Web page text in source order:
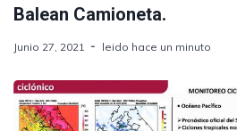
Balean Camioneta.
Junio 27, 2021 leido hace un minuto